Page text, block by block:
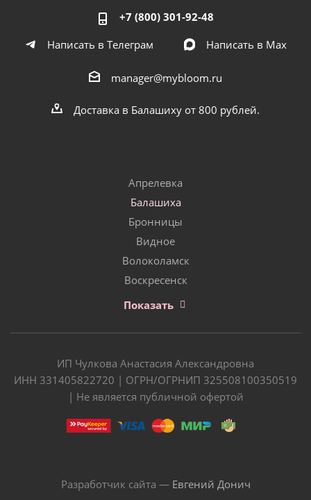
+7 (800) 301-92-48
Написать в Телеграм
Написать в Мах
manager@mybloom.ru
Доставка в Балашиху от 800 рублей.
Апрелевка
Балашиха
Бронницы
Видное
Волоколамск
Воскресенск
Показать
ИП Чулкова Анастасия Александровна
ИНН 331405822720 | ОГРН/ОГРНИП 325508100350519
| Не является публичной офертой
Разработчик сайта — Евгений Донич